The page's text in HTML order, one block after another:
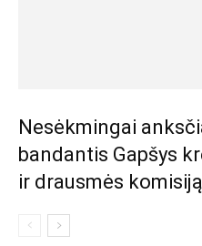
Nesėkmingai
bandantis Gapšys
ir drausmės komisiją